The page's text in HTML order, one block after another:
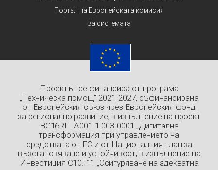
Портал на Европейската комисия
За системата
Проектът се финансира от програма
„Техническа помощ” 2021-2027, съфинансирана
от Европейския съюз чрез Европейския фонд
за регионално развитие, в изпълнение на проект
BG16RFTA001-1.003-0001 „Дигитална
трансформация при управлението на
средствата от ЕС и от Националния план за
възстановяване и устойчивост, в изпълнение на
Инвестиция C10.I11 „Осигуряване на адекватна